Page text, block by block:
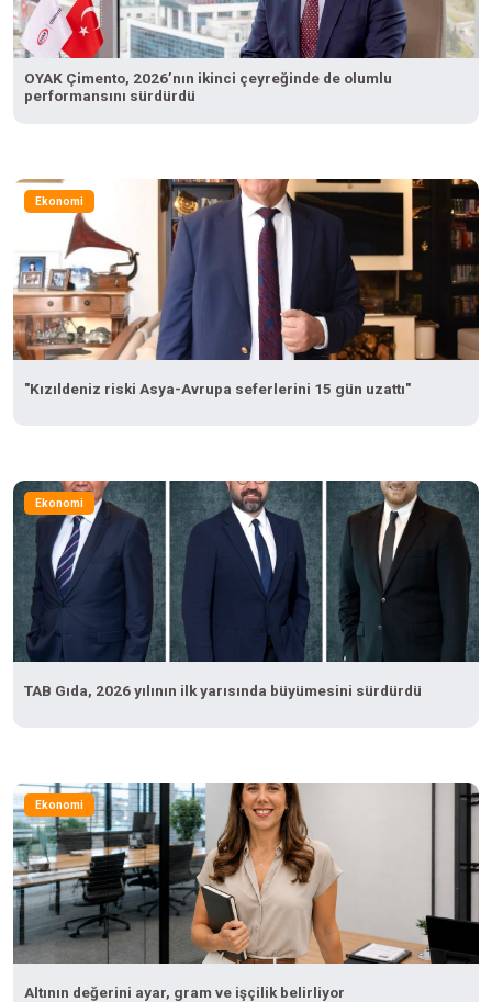
OYAK Çimento, 2026’nın ikinci çeyreğinde de olumlu
performansını sürdürdü
Ekonomi
"Kızıldeniz riski Asya-Avrupa seferlerini 15 gün uzattı"
Ekonomi
TAB Gıda, 2026 yılının ilk yarısında büyümesini sürdürdü
Ekonomi
Altının değerini ayar, gram ve işçilik belirliyor